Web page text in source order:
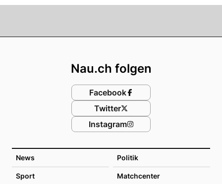
News Politik
Sport Matchcenter
Nau.ch folgen
Facebook
Twitter
Instagram